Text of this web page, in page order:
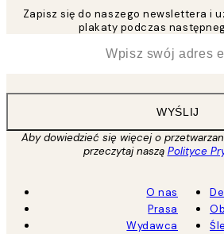
Zapisz się do naszego newslettera i
plakaty podczas
WYŚLIJ
Aby dowiedzieć się więcej o
przeczytaj naszą Polityce
O nas
Prasa
Wydawca